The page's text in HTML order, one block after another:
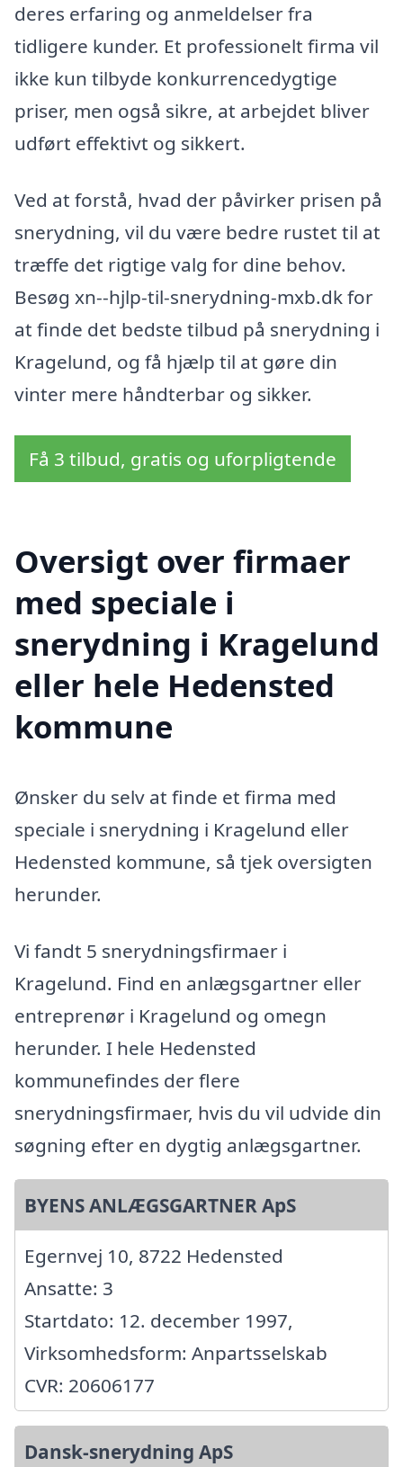
deres erfaring og anmeldelser fra
tidligere kunder. Et professionelt firma vil
ikke kun tilbyde konkurrencedygtige
priser, men også sikre, at arbejdet bliver
udført effektivt og sikkert.
Ved at forstå, hvad der påvirker prisen på
snerydning, vil du være bedre rustet til at
træffe det rigtige valg for dine behov.
Besøg xn--hjlp-til-snerydning-mxb.dk for
at finde det bedste tilbud på snerydning i
Kragelund, og få hjælp til at gøre din
vinter mere håndterbar og sikker.
Få 3 tilbud, gratis og uforpligtende
Oversigt over firmaer
med speciale i
snerydning i Kragelund
eller hele Hedensted
kommune
Ønsker du selv at finde et firma med
speciale i snerydning i Kragelund eller
Hedensted kommune, så tjek oversigten
herunder.
Vi fandt 5 snerydningsfirmaer i
Kragelund. Find en anlægsgartner eller
entreprenør i Kragelund og omegn
herunder. I hele Hedensted
kommunefindes der flere
snerydningsfirmaer, hvis du vil udvide din
søgning efter en dygtig anlægsgartner.
BYENS ANLÆGSGARTNER ApS
Egernvej 10, 8722 Hedensted
Ansatte: 3
Startdato: 12. december 1997,
Virksomhedsform: Anpartsselskab
CVR: 20606177
Dansk-snerydning ApS